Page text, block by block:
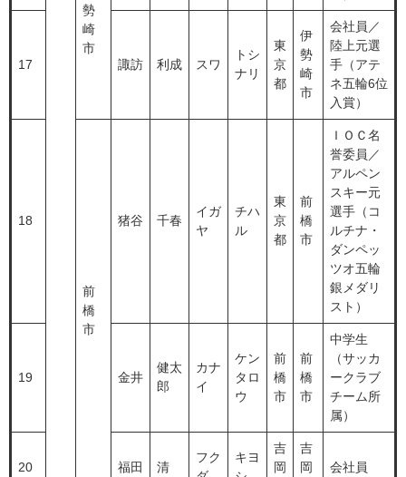
勢
崎
市
17 諏訪 利成 スワ
トシ
ナリ
東
京
都
伊
勢
崎
市
会社員／
陸上元選
手（アテ
ネ五輪6位
入賞）
18
前
橋
市
猪谷 千春
イガ
ヤ
チハ
ル
東
京
都
前
橋
市
ＩＯＣ名
誉委員／
アルペン
スキー元
選手（コ
ルチナ・
ダンペッ
ツオ五輪
銀メダリ
スト）
19 金井
健太
郎
カナ
イ
ケン
タロ
ウ
前
橋
市
前
橋
市
中学生
（サッカ
ークラブ
チーム所
属）
20 福田 清
フク
キヨ
吉
岡
吉
岡
会社員